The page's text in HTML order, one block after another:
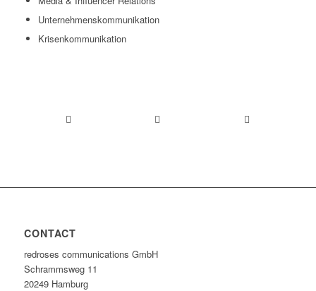
Unternehmenskommunikation
Krisenkommunikation
CONTACT
redroses communications GmbH
Schrammsweg 11
20249 Hamburg